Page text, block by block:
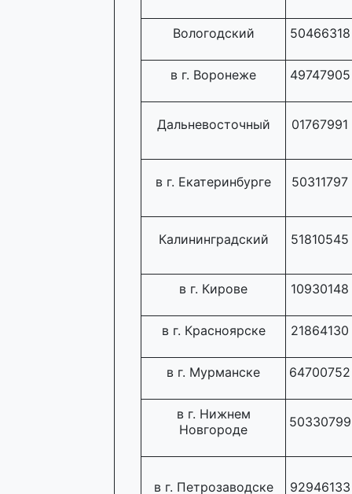
Вологодский 50466318
в г. Воронеже 49747905
Дальневосточный 01767991
в г. Екатеринбурге 50311797
Калининградский 51810545
в г. Кирове 10930148
в г. Красноярске 21864130
в г. Мурманске 64700752
в г. Нижнем
Новгороде
50330799
в г. Петрозаводске 92946133